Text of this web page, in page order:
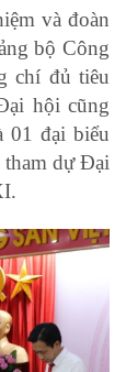
và đoàn
bộ Công
chí đủ tiêu
hội cũng
01 đại biểu
dự Đại